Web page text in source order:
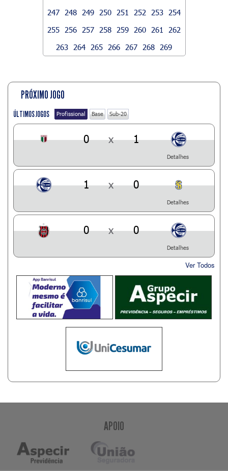
247
248 249 250 251 252 253
254
255
256 257 258 259 260 261
262
263
264 265 266 267 268 269
PRÓXIMO JOGO
ÚLTIMOS JOGOS Profissional Base Sub-20
0 x 1
Detalhes
1 x 0
Detalhes
0 x 0
Detalhes
Ver Todos
APOIO